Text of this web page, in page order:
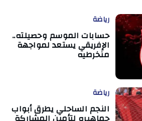
رياضة
حسابات الموسم وحصيلته..
الإفريقي يستعد لمواجهة
منخرطيه
رياضة
النجم الساحلي يطرق أبواب